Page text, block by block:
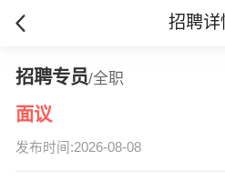
招聘详
招聘专员/全职
面议
发布时间:2026-08-08